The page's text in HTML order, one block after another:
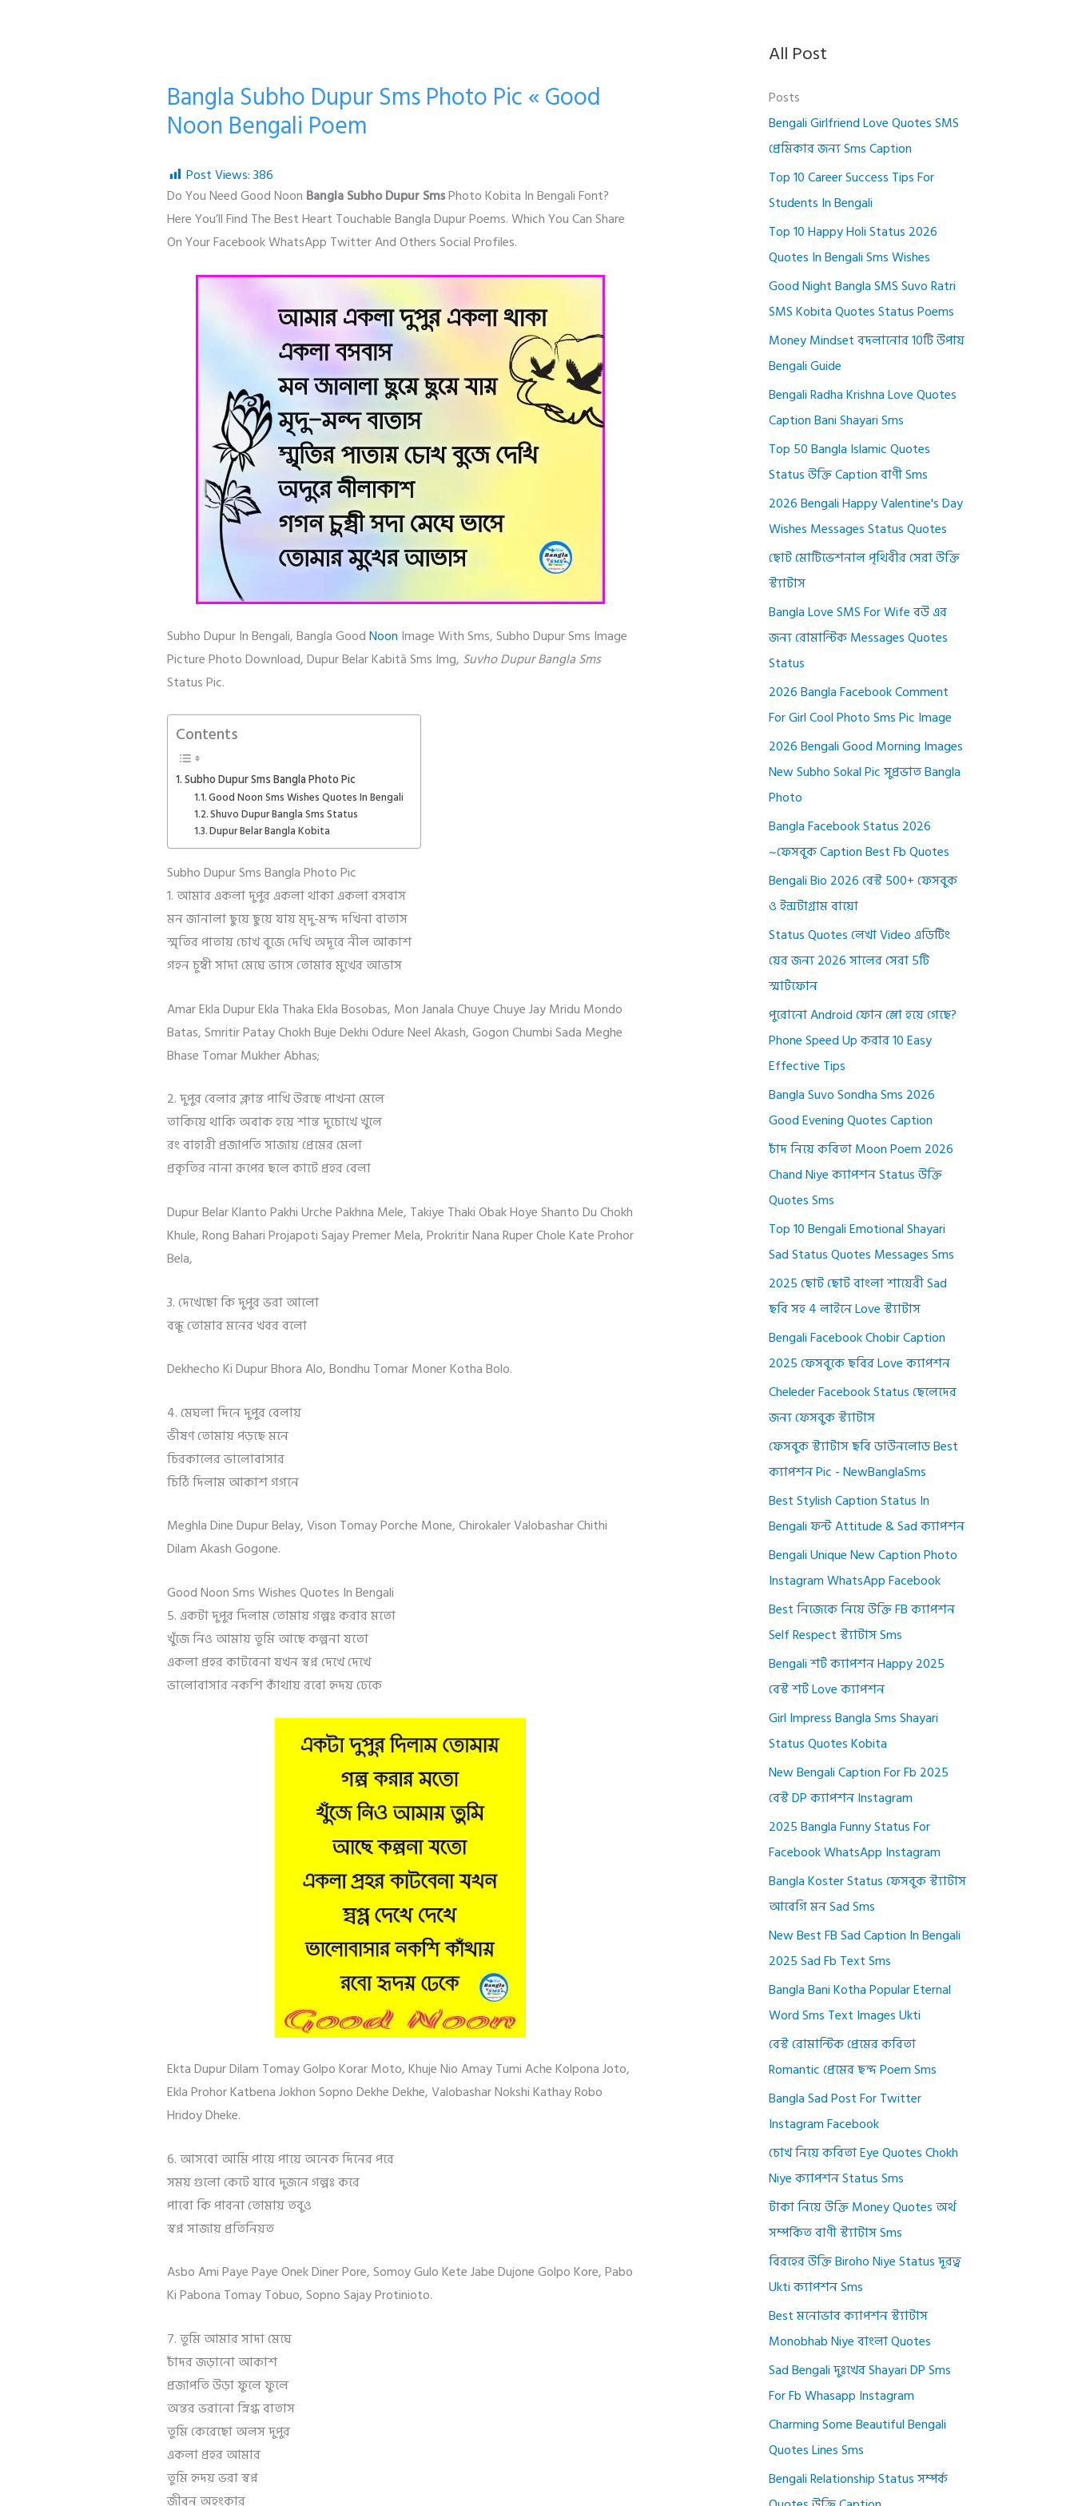
Bangla Subho Dupur Sms Photo Pic « Good
Noon Bengali Poem
Post Views:386
Do You Need Good Noon Bangla Subho Dupur SmsPhoto Kobita In Bengali Font?
Here You’ll Find The Best Heart Touchable Bangla Dupur Poems. Which You Can Share
On Your Facebook WhatsApp Twitter And Others Social Profiles.
Subho Dupur In Bengali, Bangla GoodNoon Image With Sms, Subho Dupur Sms Image
Picture Photo Download, Dupur Belar Kabitā Sms Img, Suvho Dupur Bangla Sms
Status Pic.
Contents
Subho Dupur Sms Bangla Photo Pic
Good Noon Sms Wishes Quotes In Bengali
Shuvo Dupur Bangla Sms Status
Dupur Belar Bangla Kobita
Subho Dupur Sms Bangla Photo Pic
1. আমার একলা দুপুর একলা থাকা একলা বসবাস
মন জানালা ছুয়ে ছুয়ে যায় মৃদু-মন্দ দখিনা বাতাস
স্মৃতির পাতায় চোখ বুজে দেখি অদূরে নীল আকাশ
গহন চুম্বী সাদা মেঘে ভাসে তোমার মুখের আভাস
Amar Ekla Dupur Ekla Thaka Ekla Bosobas, Mon Janala Chuye Chuye Jay Mridu Mondo
Batas, Smritir Patay Chokh Buje Dekhi Odure Neel Akash, Gogon Chumbi Sada Meghe
Bhase Tomar Mukher Abhas;
2. দুপুর বেলার ক্লান্ত পাখি উরছে পাখনা মেলে
তাকিয়ে থাকি অবাক হয়ে শান্ত দুচোখে খুলে
রং বাহারী প্রজাপতি সাজায় প্রেমের মেলা
প্রকৃতির নানা রূপের ছলে কাটে প্রহর বেলা
Dupur Belar Klanto Pakhi Urche Pakhna Mele, Takiye Thaki Obak Hoye Shanto Du Chokh
Khule, Rong Bahari Projapoti Sajay Premer Mela, Prokritir Nana Ruper Chole Kate Prohor
Bela,
3. দেখেছো কি দুপুর ভরা আলো
বন্ধু তোমার মনের খবর বলো
Dekhecho Ki Dupur Bhora Alo, Bondhu Tomar Moner Kotha Bolo.
4. মেঘলা দিনে দুপুর বেলায়
ভীষণ তোমায় পড়ছে মনে
চিরকালের ভালোবাসার
চিঠি দিলাম আকাশ গগনে
Meghla Dine Dupur Belay, Vison Tomay Porche Mone, Chirokaler Valobashar Chithi
Dilam Akash Gogone.
Good Noon Sms Wishes Quotes In Bengali
5. একটা দুপুর দিলাম তোমায় গল্পঃ করার মতো
খুঁজে নিও আমায় তুমি আছে কল্পনা যতো
একলা প্রহর কাটবেনা যখন স্বপ্ন দেখে দেখে
ভালোবাসার নকশি কাঁথায় রবো হৃদয় ঢেকে
Ekta Dupur Dilam Tomay Golpo Korar Moto, Khuje Nio Amay Tumi Ache Kolpona Joto,
Ekla Prohor Katbena Jokhon Sopno Dekhe Dekhe, Valobashar Nokshi Kathay Robo
Hridoy Dheke.
6. আসবো আমি পায়ে পায়ে অনেক দিনের পরে
সময় গুলো কেটে যাবে দুজনে গল্পঃ করে
পাবো কি পাবনা তোমায় তবুও
স্বপ্ন সাজায় প্রতিনিয়ত
Asbo Ami Paye Paye Onek Diner Pore, Somoy Gulo Kete Jabe Dujone Golpo Kore, Pabo
Ki Pabona Tomay Tobuo, Sopno Sajay Protinioto.
7. তুমি আমার সাদা মেঘে
চাঁদর জড়ানো আকাশ
প্রজাপতি উড়া ফুলে ফুলে
অন্তর ভরানো স্নিগ্ধ বাতাস
তুমি কেরেছো অলস দুপুর
একলা প্রহর আমার
তুমি হৃদয় ভরা স্বপ্ন
জীবন অহংকার
All Post
Posts
Bengali Girlfriend Love Quotes SMS
প্রেমিকার জন্য Sms Caption
Top 10 Career Success Tips For
Students In Bengali
Top 10 Happy Holi Status 2026
Quotes In Bengali Sms Wishes
Good Night Bangla SMS Suvo Ratri
SMS Kobita Quotes Status Poems
Money Mindset বদলানোর 10টি উপায়
Bengali Guide
Bengali Radha Krishna Love Quotes
Caption Bani Shayari Sms
Top 50 Bangla Islamic Quotes
Status উক্তি Caption বাণী Sms
2026 Bengali Happy Valentine's Day
Wishes Messages Status Quotes
ছোট মোটিভেশনাল পৃথিবীর সেরা উক্তি
স্ট্যাটাস
Bangla Love SMS For Wife বউ এর
জন্য রোমান্টিক Messages Quotes
Status
2026 Bangla Facebook Comment
For Girl Cool Photo Sms Pic Image
2026 Bengali Good Morning Images
New Subho Sokal Pic সুপ্রভাত Bangla
Photo
Bangla Facebook Status 2026
~ফেসবুক Caption Best Fb Quotes
Bengali Bio 2026 বেস্ট 500+ ফেসবুক
ও ইন্সটাগ্রাম বায়ো
Status Quotes লেখা Video এডিটিং
য়ের জন্য 2026 সালের সেরা 5টি
স্মার্টফোন
পুরোনো Android ফোন স্লো হয়ে গেছে?
Phone Speed Up করার 10 Easy
Effective Tips
Bangla Suvo Sondha Sms 2026
Good Evening Quotes Caption
চাঁদ নিয়ে কবিতা Moon Poem 2026
Chand Niye ক্যাপশন Status উক্তি
Quotes Sms
Top 10 Bengali Emotional Shayari
Sad Status Quotes Messages Sms
2025 ছোট ছোট বাংলা শায়েরী Sad
ছবি সহ 4 লাইনে Love স্ট্যাটাস
Bengali Facebook Chobir Caption
2025 ফেসবুকে ছবির Love ক্যাপশন
Cheleder Facebook Status ছেলেদের
জন্য ফেসবুক স্ট্যাটাস
ফেসবুক স্ট্যাটাস ছবি ডাউনলোড Best
ক্যাপশন Pic - NewBanglaSms
Best Stylish Caption Status In
Bengali ফন্ট Attitude & Sad ক্যাপশন
Bengali Unique New Caption Photo
Instagram WhatsApp Facebook
Best নিজেকে নিয়ে উক্তি FB ক্যাপশন
Self Respect স্ট্যাটাস Sms
Bengali শর্ট ক্যাপশন Happy 2025
বেস্ট শর্ট Love ক্যাপশন
Girl Impress Bangla Sms Shayari
Status Quotes Kobita
New Bengali Caption For Fb 2025
বেস্ট DP ক্যাপশন Instagram
2025 Bangla Funny Status For
Facebook WhatsApp Instagram
Bangla Koster Status ফেসবুক স্ট্যাটাস
আবেগি মন Sad Sms
New Best FB Sad Caption In Bengali
2025 Sad Fb Text Sms
Bangla Bani Kotha Popular Eternal
Word Sms Text Images Ukti
বেস্ট রোমান্টিক প্রেমের কবিতা
Romantic প্রেমের ছন্দ Poem Sms
Bangla Sad Post For Twitter
Instagram Facebook
চোখ নিয়ে কবিতা Eye Quotes Chokh
Niye ক্যাপশন Status Sms
টাকা নিয়ে উক্তি Money Quotes অর্থ
সম্পর্কিত বাণী স্ট্যাটাস Sms
বিরহের উক্তি Biroho Niye Status দূরত্ব
Ukti ক্যাপশন Sms
Best মনোভাব ক্যাপশন স্ট্যাটাস
Monobhab Niye বাংলা Quotes
Sad Bengali দুঃখের Shayari DP Sms
For Fb Whasapp Instagram
Charming Some Beautiful Bengali
Quotes Lines Sms
Bengali Relationship Status সম্পর্ক